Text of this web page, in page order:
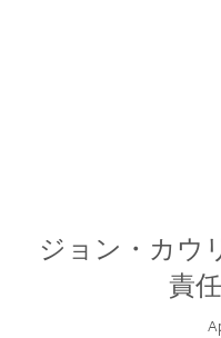
ジョン・カウ
責